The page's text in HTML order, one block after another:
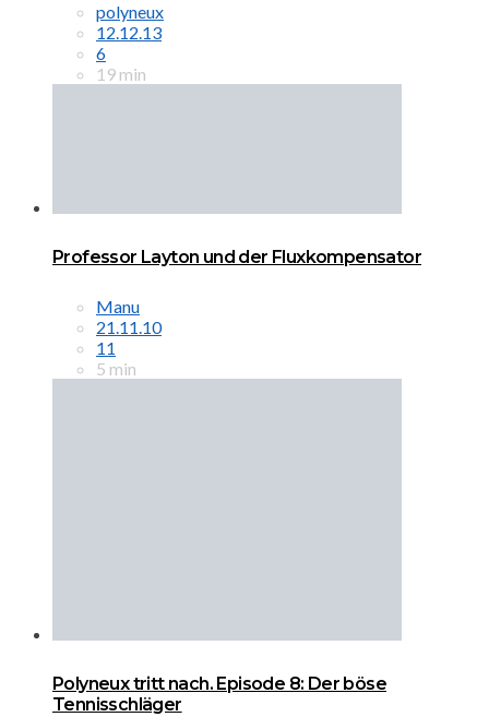
polyneux
12.12.13
6
19 min
Professor Layton und der Fluxkompensator
Manu
21.11.10
11
5 min
Polyneux tritt nach. Episode 8: Der böse
Tennisschläger